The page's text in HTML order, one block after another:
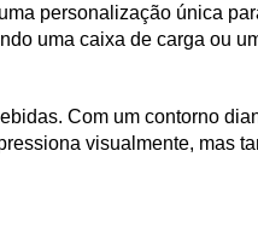
personalização única
uma caixa de carga ou
Com um contorno
visualmente, mas